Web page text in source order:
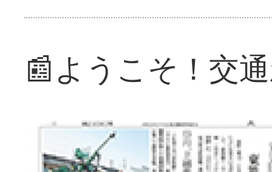
📰ようこそ！交